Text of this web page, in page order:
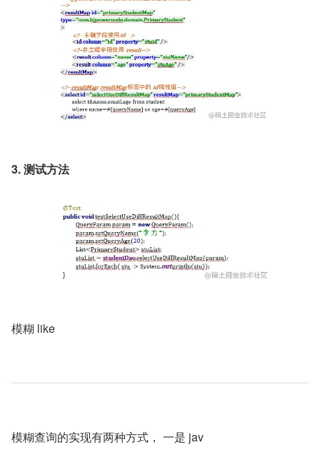
3. 测试方法
模糊 like
模糊查询的实现有两种方式， 一是 jav